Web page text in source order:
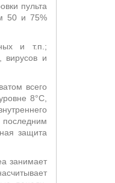
пульта
50 и 75%
и т.п.;
вирусов и
всего
8°С,
защита
занимает